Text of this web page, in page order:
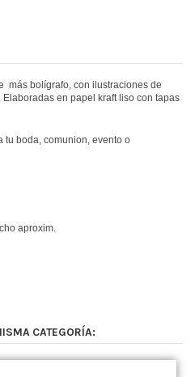
más bolígrafo, con ilustraciones de
en papel kraft liso con tapas
tu boda, comunion, evento o
aproxim.
CATEGORÍA: